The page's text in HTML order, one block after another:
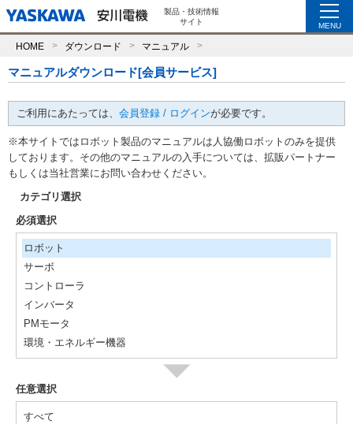
製品・技術情報
サイト
MENU
HOME ダウンロード マニュアル
マニュアルダウンロード[会員サービス]
ご利用にあたっては、 会員登録 / ログインが必要です。
※本サイトではロボット製品のマニュアルは人協働ロボットのみを提供
しております。その他のマニュアルの入手については、拡販パートナー
もしくは当社営業にお問い合わせください。
カテゴリ選択
必須選択
ロボット
サーボ
コントローラ
インバータ
PMモータ
環境・エネルギー機器
任意選択
すべて